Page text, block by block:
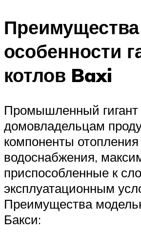
особенности
котлов Baxi
Промышленный гигант
домовладельцам
компоненты отопления
водоснабжения,
приспособленные к
эксплуатационным
Преимущества
Бакси: